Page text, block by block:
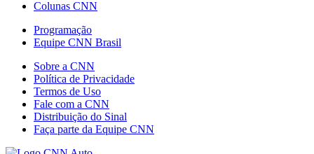
Colunas CNN
Programação
Equipe CNN Brasil
Sobre a CNN
Política de Privacidade
Termos de Uso
Fale com a CNN
Distribuição do Sinal
Faça parte da Equipe CNN